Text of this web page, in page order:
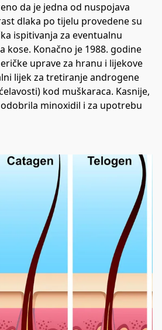
da je jedna od nuspojava
dlaka po tijelu provedene su
ispitivanja za eventualnu
kose. Konačno je 1988. godine
uprave za hranu i lijekove
lijek za tretiranje androgene
kod muškaraca. Kasnije,
odobrila minoxidil i za upotrebu